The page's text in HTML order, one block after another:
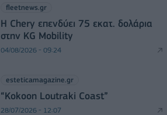
fleetnews.gr
Η Chery επενδύει 75 εκατ. δολάρια
στην KG Mobility
04/08/2026 - 09:24
esteticamagazine.gr
“Kokoon Loutraki Coast”
28/07/2026 - 12:07